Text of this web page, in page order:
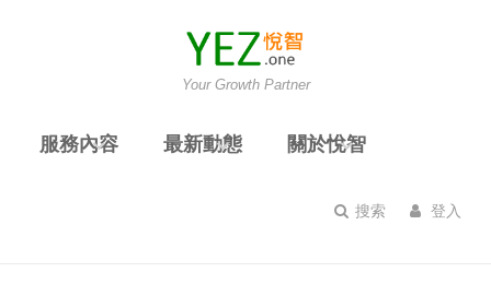
Your Growth Partner
服務內容 最新動態 關於悅智
搜索 登入